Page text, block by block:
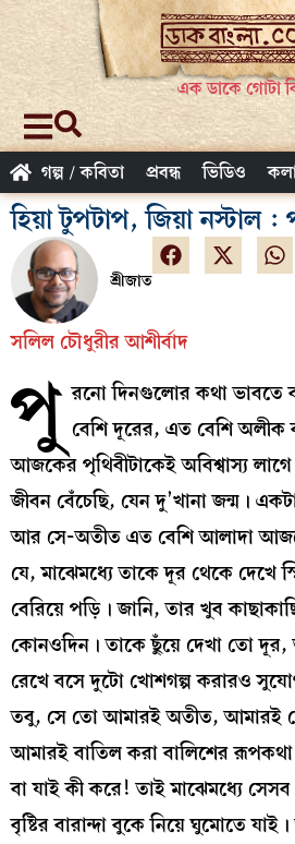
এক ডাকে গোটা
গল্প / কবিতা প্রবন্ধ ভিডিও
হিয়া টুপটাপ, জিয়া নস্টাল :
শ্রীজাত
সলিল চৌধুরীর আশীর্বাদ
পু রনো দিনগুলোর কথা ভাবতে
বেশি দূরের, এত বেশি অলীক
আজকের পৃথিবীটাকেই অবিশ্বাস্য
জীবন বেঁচেছি, যেন দু’খানা জন্ম।
আর সে-অতীত এত বেশি আলাদা
যে, মাঝেমধ্যে তাকে দূর থেকে দেখে
বেরিয়ে পড়ি। জানি, তার খুব
কোনওদিন। তাকে ছুঁয়ে দেখা তো
রেখে বসে দুটো খোশগল্প করারও
তবু, সে তো আমারই অতীত, আমারই
আমারই বাতিল করা বালিশের
বা যাই কী করে! তাই মাঝেমধ্যে
বৃষ্টির বারান্দা বুকে নিয়ে ঘুমোতে